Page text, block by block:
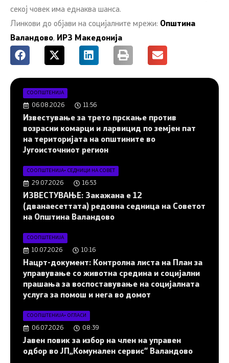
секој човек има еднаква шанса.
Линкови до објави на социјалните мрежи: Општина
Валандово, ИРЗ Македонија
СООПШТЕНИЈА
06.08.2026 11:56
Известување за трето прскање против
возрасни комарци и ларвицид по земјен пат
на територијата на општините во
Југоисточниот регион
СООПШТЕНИЈА• СЕДНИЦИ НА СОВЕТ
29.07.2026 16:53
ИЗВЕСТУВАЊЕ: Закажана е 12
(дванаесеттата) редовна седница на Советот
на Општина Валандово
СООПШТЕНИЈА
10.07.2026 10:16
Нацрт-документ: Контролна листа на План за
управување со животна средина и социјални
прашања за воспоставување на социјалната
услуга за помош и нега во домот
СООПШТЕНИЈА• ОГЛАСИ
06.07.2026 08:39
Јавен повик за избор на член на управен
одбор во ЈП„Комунален сервис“ Валандово